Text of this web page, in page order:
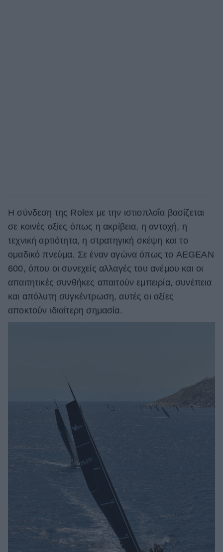
Η σύνδεση της Rolex με την ιστιοπλοΐα βασίζεται
σε κοινές αξίες όπως η ακρίβεια, η αντοχή, η
τεχνική αρτιότητα, η στρατηγική σκέψη και το
ομαδικό πνεύμα. Σε έναν αγώνα όπως το AEGEAN
600, όπου οι συνεχείς αλλαγές του ανέμου και οι
απαιτητικές συνθήκες απαιτούν εμπειρία, συνέπεια
και απόλυτη συγκέντρωση, αυτές οι αξίες
αποκτούν ιδιαίτερη σημασία.